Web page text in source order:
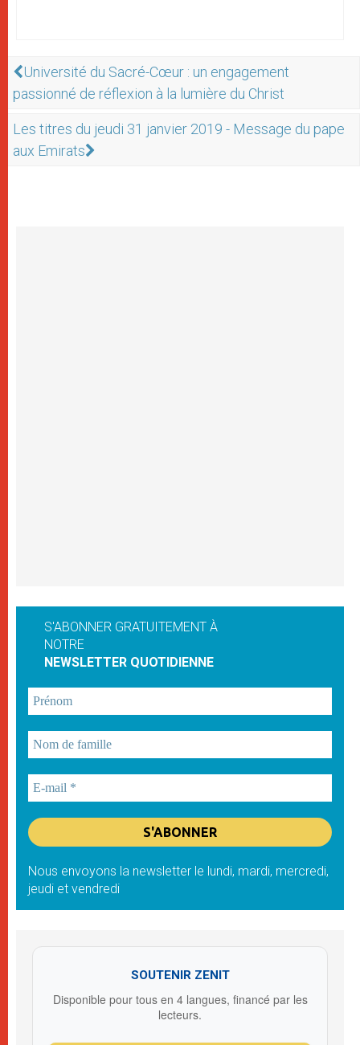
Université du Sacré-Cœur : un engagement
passionné de réflexion à la lumière du Christ
Les titres du jeudi 31 janvier 2019 - Message du pape
aux Emirats
S'ABONNER GRATUITEMENT À
NOTRE
NEWSLETTER QUOTIDIENNE
Nous envoyons la newsletter le lundi, mardi, mercredi,
jeudi et vendredi
SOUTENIR ZENIT
Disponible pour tous en 4 langues, financé par les
lecteurs.